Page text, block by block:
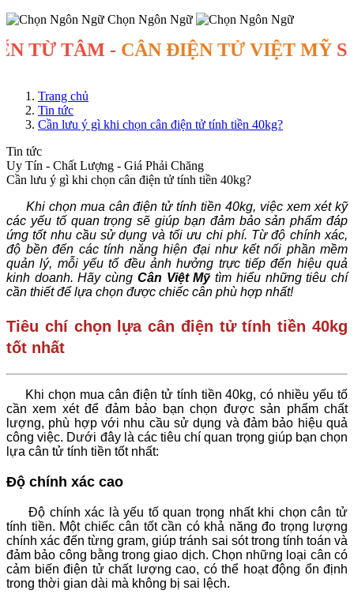
Chọn Ngôn Ngữ
TÂM -CÂN ĐIỆN TỬ VIỆT MỸ
Trang chủ
Tin tức
Cần lưu ý gì khi chọn cân điện tử tính tiền 40kg?
Tin tức
Uy Tín - Chất Lượng - Giá Phải Chăng
Cần lưu ý gì khi chọn cân điện tử tính tiền 40kg?
Khi chọn mua cân điện tử tính tiền 40kg, việc xem xét kỹ
các yếu tố quan trọng sẽ giúp bạn đảm bảo sản phẩm đáp
ứng tốt nhu cầu sử dụng và tối ưu chi phí. Từ độ chính xác,
độ bền đến các tính năng hiện đại như kết nối phần mềm
quản lý, mỗi yếu tố đều ảnh hưởng trực tiếp đến hiệu quả
kinh doanh. Hãy cùng Cân Việt Mỹtìm hiểu những tiêu chí
cần thiết để lựa chọn được chiếc cân phù hợp nhất!
Tiêu chí chọn lựa cân điện tử tính tiền 40kg
tốt nhất
Khi chọn mua cân điện tử tính tiền 40kg, có nhiều yếu tố
cần xem xét để đảm bảo bạn chọn được sản phẩm chất
lượng, phù hợp với nhu cầu sử dụng và đảm bảo hiệu quả
công việc. Dưới đây là các tiêu chí quan trọng giúp bạn chọn
lựa cân tử tính tiền tốt nhất:
Độ chính xác cao
Độ chính xác là yếu tố quan trọng nhất khi chọn cân tử
tính tiền. Một chiếc cân tốt cần có khả năng đo trọng lượng
chính xác đến từng gram, giúp tránh sai sót trong tính toán và
đảm bảo công bằng trong giao dịch. Chọn những loại cân có
cảm biến điện tử chất lượng cao, có thể hoạt động ổn định
trong thời gian dài mà không bị sai lệch.